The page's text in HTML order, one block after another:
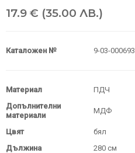
17.9 € (35.00 ЛВ.)
Каталожен № 9-03-000693
Материал
ПДЧ
Допълнителни
материали
МДФ
Цвят
бял
Дължина
280 см